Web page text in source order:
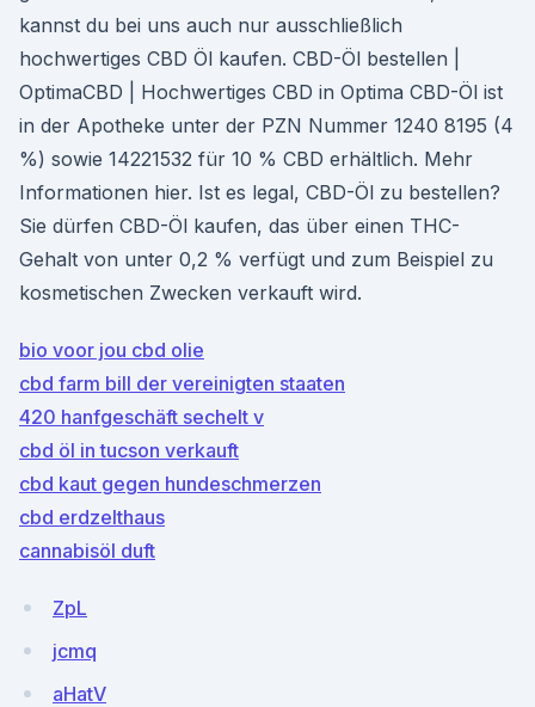
kannst du bei uns auch nur ausschließlich
hochwertiges CBD Öl kaufen. CBD-Öl bestellen |
OptimaCBD | Hochwertiges CBD in Optima CBD-Öl ist
in der Apotheke unter der PZN Nummer 1240 8195 (4
%) sowie 14221532 für 10 % CBD erhältlich. Mehr
Informationen hier. Ist es legal, CBD-Öl zu bestellen?
Sie dürfen CBD-Öl kaufen, das über einen THC-
Gehalt von unter 0,2 % verfügt und zum Beispiel zu
kosmetischen Zwecken verkauft wird.
bio voor jou cbd olie
cbd farm bill der vereinigten staaten
420 hanfgeschäft sechelt v
cbd öl in tucson verkauft
cbd kaut gegen hundeschmerzen
cbd erdzelthaus
cannabisöl duft
ZpL
jcmq
aHatV